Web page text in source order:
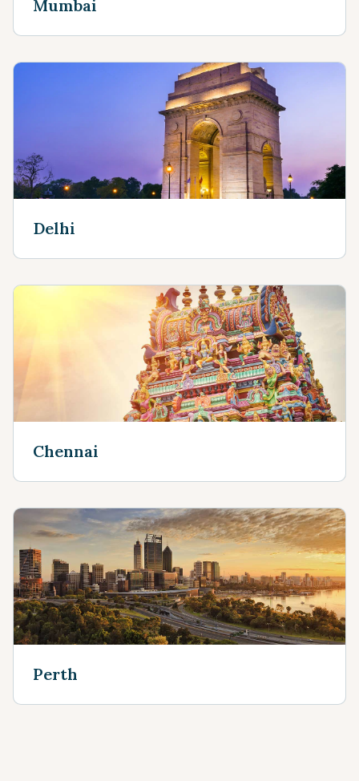
Mumbai
Delhi
Chennai
Perth